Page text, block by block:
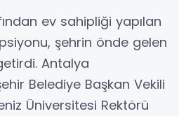
ev sahipliği yapılan
şehrin önde gelen
Antalya
Belediye Başkan Vekili
Üniversitesi Rektörü